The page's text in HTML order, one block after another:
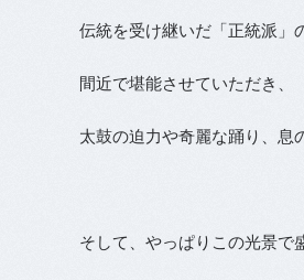
伝統を受け継いだ「正統派」
間近で堪能させていただき、
太鼓の迫力や奇麗な踊り、息
そして、やっぱりこの光景で